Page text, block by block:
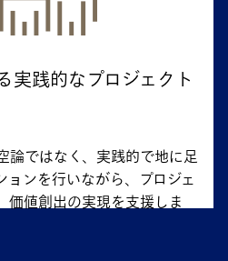
実践的なプロジェクト
論ではなく、実践的で地に足
ョンを行いながら、プロジェ
価値創出の実現を支援しま